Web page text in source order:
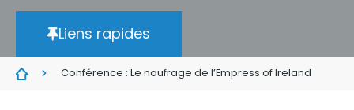
Liens rapides
Conférence : Le naufrage de l’Empress of Ireland